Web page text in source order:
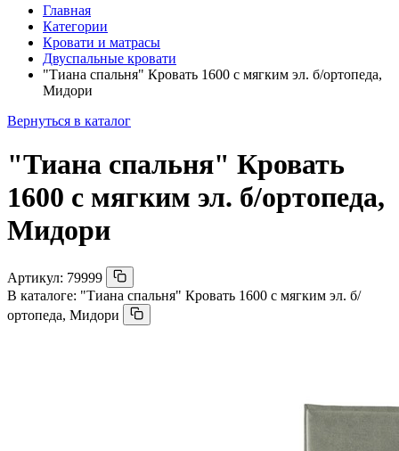
Главная
Категории
Кровати и матрасы
Двуспальные кровати
"Тиана спальня" Кровать 1600 с мягким эл. б/ортопеда,
Мидори
Вернуться в каталог
"Тиана спальня" Кровать
1600 с мягким эл. б/ортопеда,
Мидори
Артикул: 79999
В каталоге: "Тиана спальня" Кровать 1600 с мягким эл. б/
ортопеда, Мидори